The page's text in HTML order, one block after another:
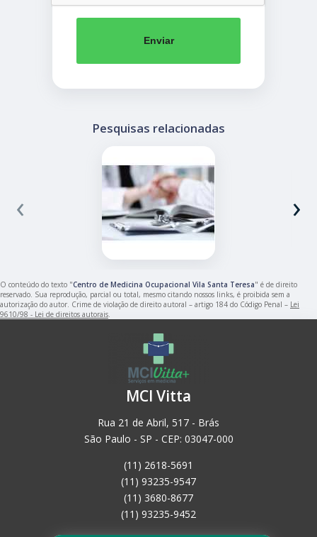
Enviar
Pesquisas relacionadas
‹ ›
O conteúdo do texto "Centro de Medicina Ocupacional Vila Santa Teresa" é de direito
reservado. Sua reprodução, parcial ou total, mesmo citando nossos links, é proibida sem a
autorização do autor. Crime de violação de direito autoral – artigo 184 do Código Penal – Lei
9610/98 - Lei de direitos autorais
MCI Vitta
Rua 21 de Abril, 517 - Brás
São Paulo - SP - CEP: 03047-000
(11) 2618-5691
(11) 93235-9547
(11) 3680-8677
(11) 93235-9452